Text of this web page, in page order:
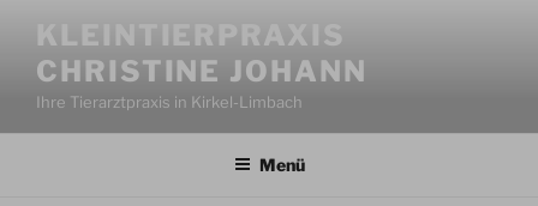
Inhalt
springen
KLEINTIERPRAXIS
CHRISTINE JOHANN
Ihre Tierarztpraxis in Kirkel-Limbach
Menü